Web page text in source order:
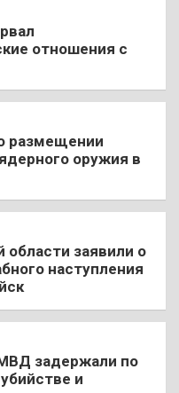
отношения с
размещении
оружия в
области заявили о
наступления
задержали по
и